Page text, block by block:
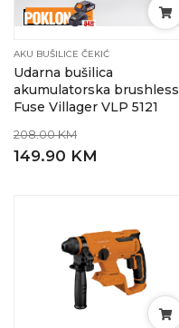
AKU BUŠILICE ČEKIĆ
Udarna bušilica
akumulatorska brushless
Fuse Villager VLP 5121
208.00 KM
149.90 KM